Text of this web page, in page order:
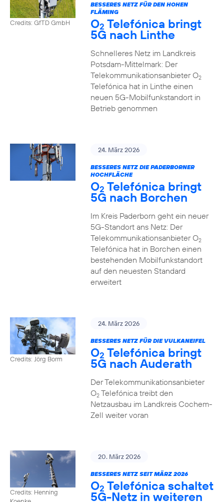
Credits: GfTD GmbH
BESSERES NETZ FÜR DEN HOHEN
FLÄMING
O2 Telefónica bringt
5G nach Linthe
Schnelleres Netz im Landkreis
Potsdam-Mittelmark: Der
Telekommunikationsanbieter O2
Telefónica hat in Linthe einen
neuen 5G-Mobilfunkstandort in
Betrieb genommen
24. März 2026
BESSERES NETZ DIE PADERBORNER
HOCHFLÄCHE
O2 Telefónica bringt
5G nach Borchen
Im Kreis Paderborn geht ein neuer
5G-Standort ans Netz: Der
Telekommunikationsanbieter O2
Telefónica hat in Borchen einen
bestehenden Mobilfunkstandort
auf den neuesten Standard
erweitert
Credits: Jörg Borm
24. März 2026
BESSERES NETZ FÜR DIE VULKANEIFEL
O2 Telefónica bringt
5G nach Auderath
Der Telekommunikationsanbieter
O2Telefónica treibt den
Netzausbau im Landkreis Cochem-
Zell weiter voran
Credits: Henning
20. März 2026
BESSERES NETZ SEIT MÄRZ 2026
O2 Telefónica schaltet
5G-Netz in weiteren